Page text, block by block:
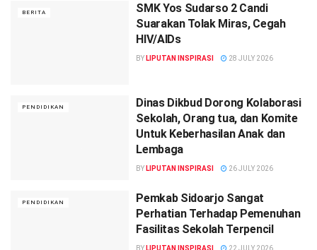
BERITA
SMK Yos Sudarso 2 Candi
Suarakan Tolak Miras, Cegah
HIV/AIDs
BY LIPUTAN INSPIRASI 28 JULY 2026
PENDIDIKAN
Dinas Dikbud Dorong Kolaborasi
Sekolah, Orang tua, dan Komite
Untuk Keberhasilan Anak dan
Lembaga
BY LIPUTAN INSPIRASI 26 JULY 2026
PENDIDIKAN
Pemkab Sidoarjo Sangat
Perhatian Terhadap Pemenuhan
Fasilitas Sekolah Terpencil
BY LIPUTAN INSPIRASI 22 JULY 2026